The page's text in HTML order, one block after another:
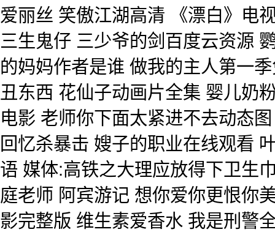
爱丽丝 笑傲江湖高清 《漂白》电
三生鬼仔 三少爷的剑百度云资源
的妈妈作者是谁 做我的主人第一
丑东西 花仙子动画片全集 婴儿奶
电影 老师你下面太紧进不去动态
回忆杀暴击 嫂子的职业在线观看
语 媒体:高铁之大理应放得下卫生
庭老师 阿宾游记 想你爱你更恨你
影完整版 维生素爱香水 我是刑警